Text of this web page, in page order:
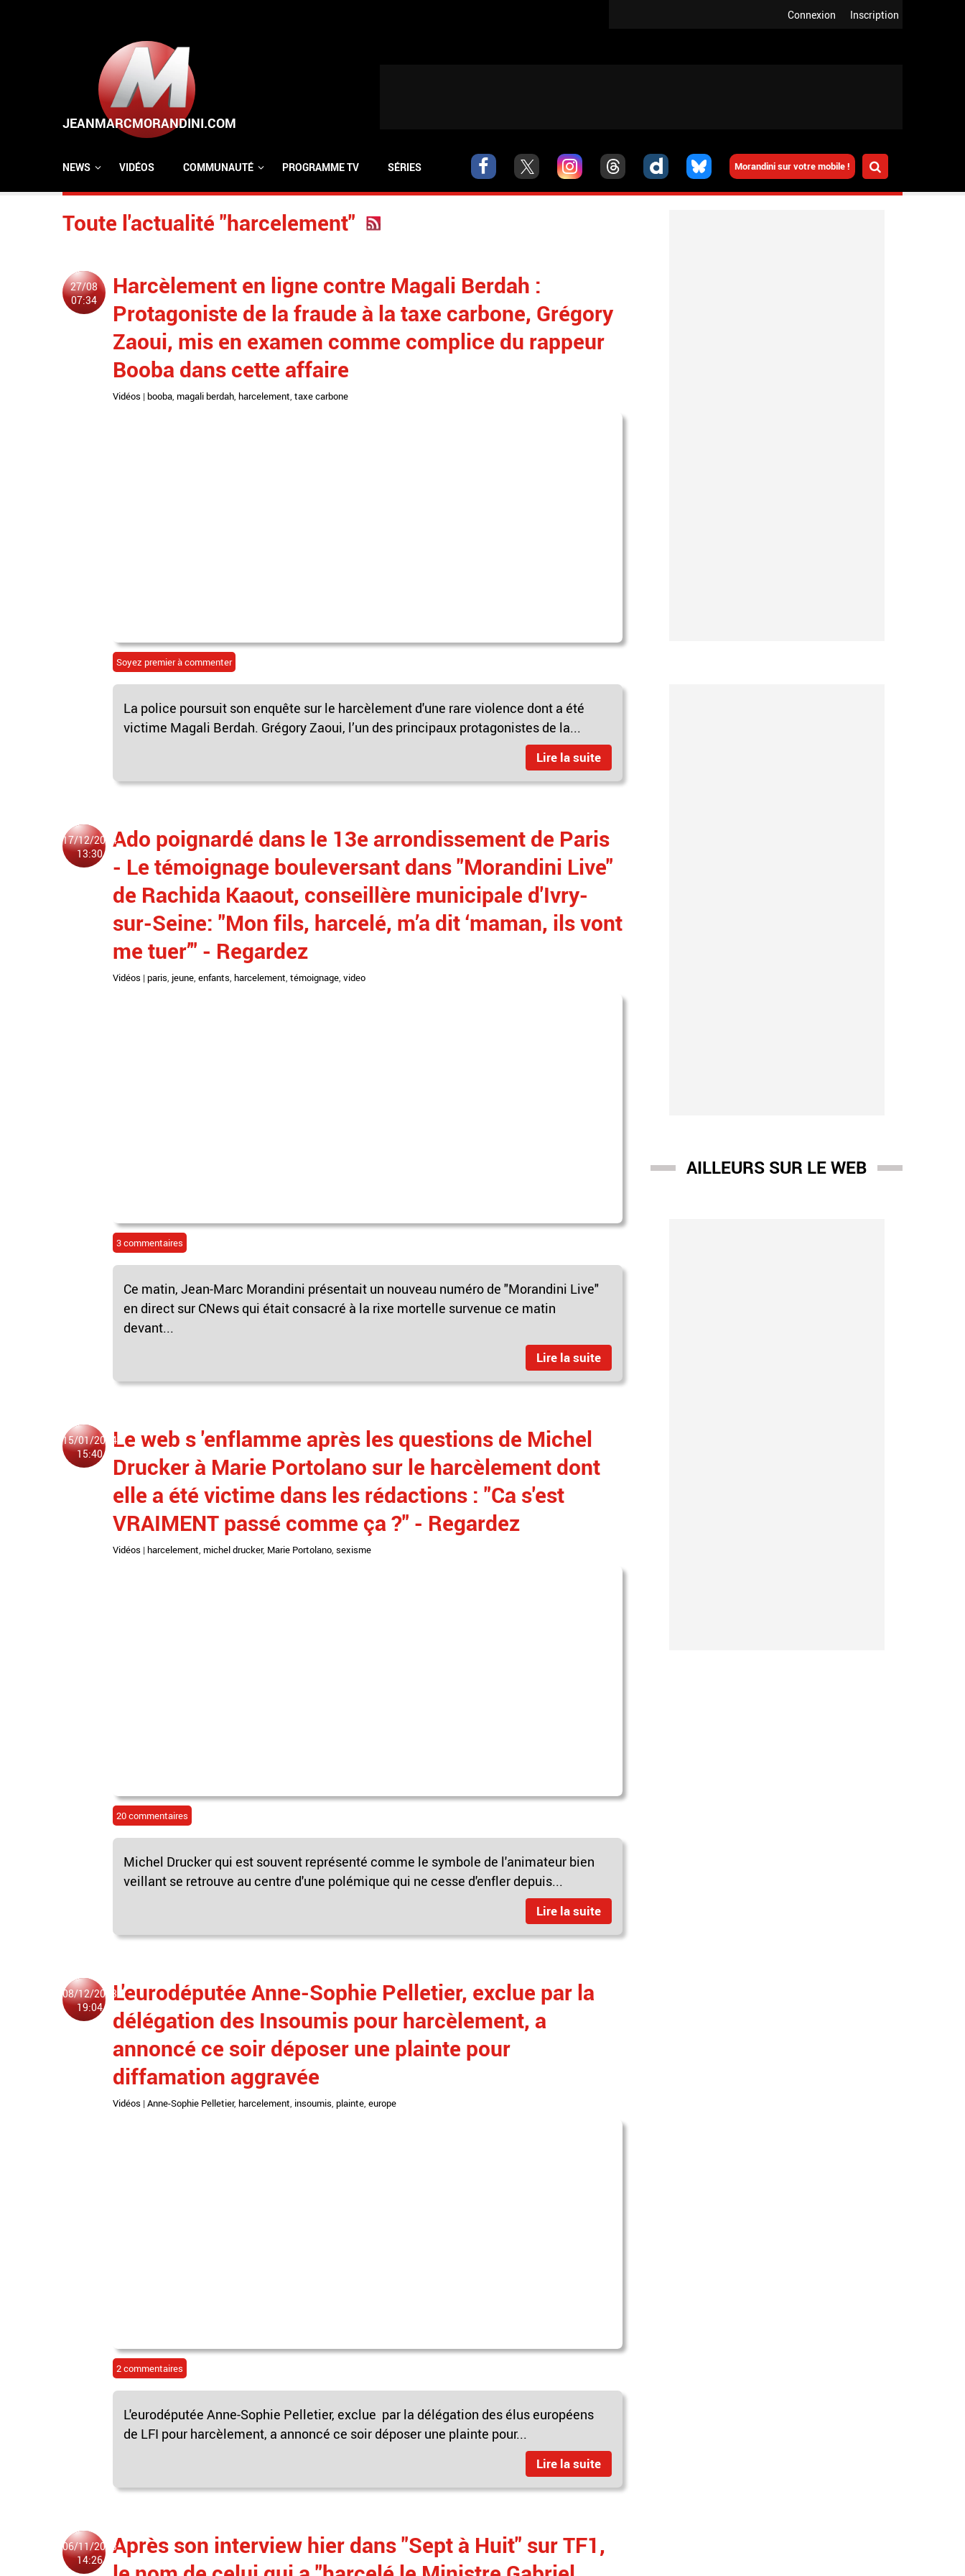
Inscription
Connexion
Morandini sur votre mobile !
NEWS VIDÉOS COMMUNAUTÉ PROGRAMME TV SÉRIES
Toute l'actualité "harcelement"
27/08
07:34
Harcèlement en ligne contre Magali Berdah :
Protagoniste de la fraude à la taxe carbone, Grégory
Zaoui, mis en examen comme complice du rappeur
Booba dans cette affaire
Vidéos | booba, magali berdah, harcelement, taxe carbone
Soyez premier à commenter
La police poursuit son enquête sur le harcèlement d'une rare violence dont a été
victime Magali Berdah. Grégory Zaoui, l’un des principaux protagonistes de la...
Lire la suite
17/12/2024
13:30
Ado poignardé dans le 13e arrondissement de Paris
- Le témoignage bouleversant dans "Morandini Live"
de Rachida Kaaout, conseillère municipale d'Ivry-
sur-Seine: "Mon fils, harcelé, m’a dit ‘maman, ils vont
me tuer’" - Regardez
Vidéos | paris jeune enfants harcelement témoignage video
3 commentaires
Ce matin, Jean-Marc Morandini présentait un nouveau numéro de "Morandini Live"
en direct sur CNews qui était consacré à la rixe mortelle survenue ce matin
devant...
Lire la suite
15/01/2024
15:40
Le web s 'enflamme après les questions de Michel
Drucker à Marie Portolano sur le harcèlement dont
elle a été victime dans les rédactions : "Ca s'est
VRAIMENT passé comme ça ?" - Regardez
Vidéos | harcelement, michel drucker, Marie Portolano, sexisme
20 commentaires
Michel Drucker qui est souvent représenté comme le symbole de l'animateur bien
veillant se retrouve au centre d'une polémique qui ne cesse d'enfler depuis...
Lire la suite
08/12/2023
19:04
L'eurodéputée Anne-Sophie Pelletier, exclue par la
délégation des Insoumis pour harcèlement, a
annoncé ce soir déposer une plainte pour
diffamation aggravée
Vidéos | Anne-Sophie Pelletier, harcelement insoumis plainte europe
2 commentaires
L'eurodéputée Anne-Sophie Pelletier, exclue par la délégation des élus européens
de LFI pour harcèlement, a annoncé ce soir déposer une plainte pour...
Lire la suite
06/11/2023
14:26
Après son interview hier dans "Sept à Huit" sur TF1,
AILLEURS SUR LE WEB